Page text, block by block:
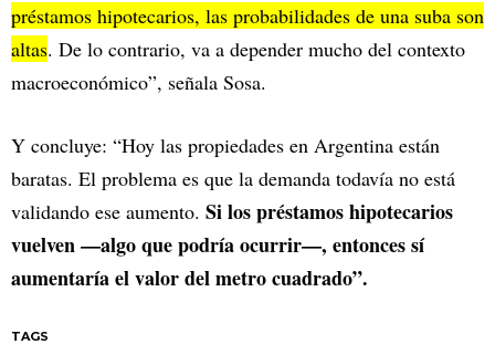
préstamos hipotecarios, las probabilidades de una suba son
altas. De lo contrario, va a depender mucho del contexto
macroeconómico”, señala Sosa.
Y concluye: “Hoy las propiedades en Argentina están
baratas. El problema es que la demanda todavía no está
validando ese aumento. Si los préstamos hipotecarios
vuelven —algo que podría ocurrir—, entonces sí
aumentaría el valor del metro cuadrado”.
TAGS